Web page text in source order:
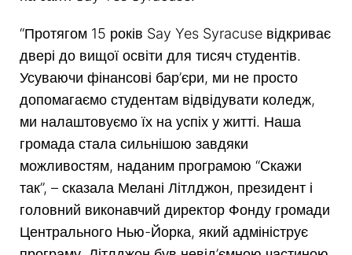
“Протягом 15 років Say Yes Syracuse відкриває
двері до вищої освіти для тисяч студентів.
Усуваючи фінансові бар’єри, ми не просто
допомагаємо студентам відвідувати коледж,
ми налаштовуємо їх на успіх у житті. Наша
громада стала сильнішою завдяки
можливостям, наданим програмою “Скажи
так”, – сказала Мелані Літлджон, президент і
головний виконавчий директор Фонду громади
Центрального Нью-Йорка, який адмініструє